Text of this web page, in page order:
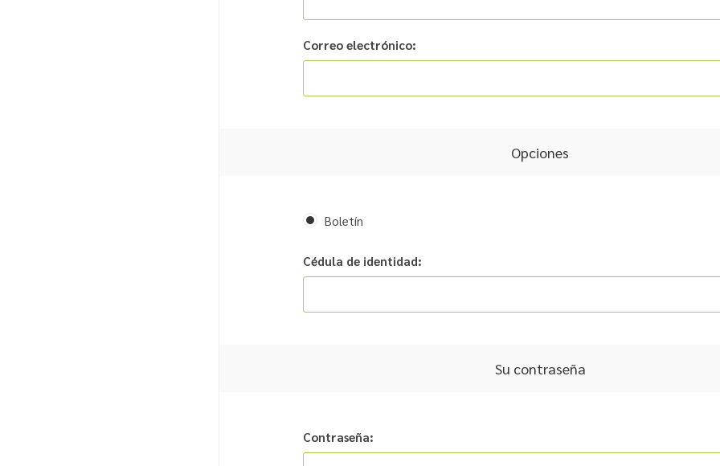
Correo electrónico:
Opciones
Boletín
Cédula de identidad:
Su contraseña
Contraseña: